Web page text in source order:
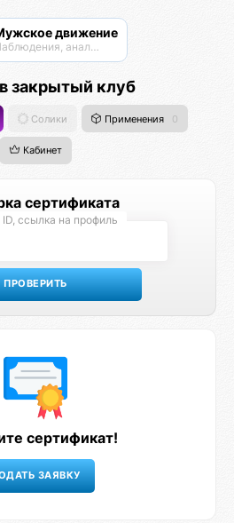
движение
Наблюдения, анализ, обсуждения
закрытый клуб
Солики Применения 0
Кабинет
сертификата
ссылка на профиль
сертификат!